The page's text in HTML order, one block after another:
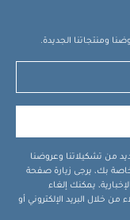
ومنتجاتنا الجديدة.
من تشكيلاتنا وعروضنا
بك، يرجى زيارة صفحة
يمكنك إلغاء
خلال البريد الإلكتروني أو